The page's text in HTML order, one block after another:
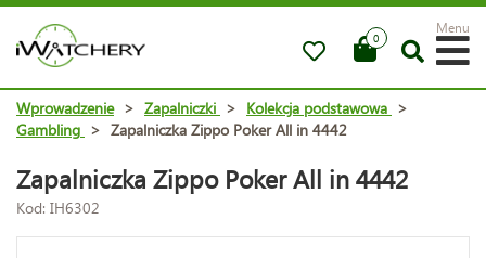
0
Menu
Wprowadzenie > Zapalniczki > Kolekcja podstawowa >
Gambling > Zapalniczka Zippo Poker All in 4442
Zapalniczka Zippo Poker All in 4442
Kod: IH6302